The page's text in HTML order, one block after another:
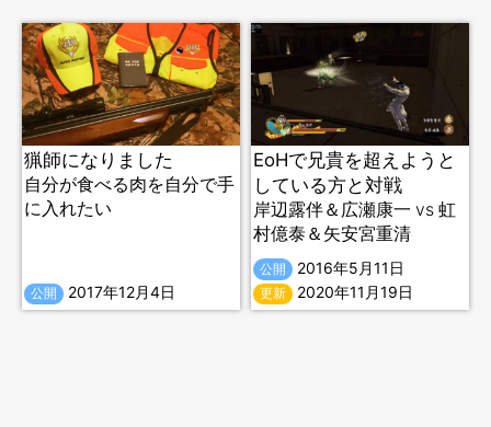
猟師になりました
自分が食べる肉を自分で手
に入れたい
公開 2017年12月4日
EoHで兄貴を超えようと
している方と対戦
岸辺露伴＆広瀬康一 vs 虹
村億泰＆矢安宮重清
公開 2016年5月11日
更新 2020年11月19日